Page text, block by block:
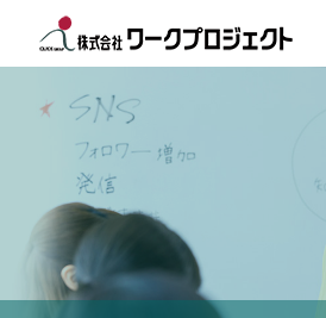
TOP
初めての方
サービス
活用事例